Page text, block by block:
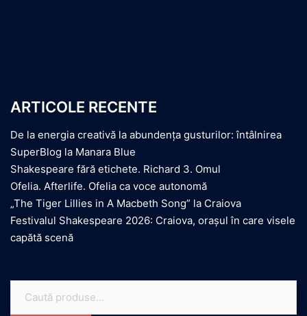
ARTICOLE RECENTE
De la energia creativă la abundența gusturilor: întâlnirea
SuperBlog la Manara Blue
Shakespeare fără etichete. Richard 3. Omul
Ofelia. Afterlife. Ofelia ca voce autonomă
„The Tiger Lillies in A Macbeth Song” la Craiova
Festivalul Shakespeare 2026: Craiova, orașul în care visele
capătă scenă
după: